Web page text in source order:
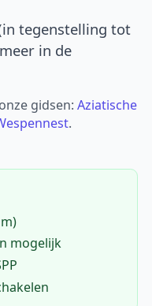
tegenstelling tot
in de
gidsen:Aziatische
.
mogelijk